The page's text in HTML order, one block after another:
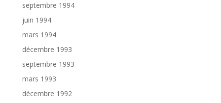
septembre 1994
juin 1994
mars 1994
décembre 1993
septembre 1993
mars 1993
décembre 1992